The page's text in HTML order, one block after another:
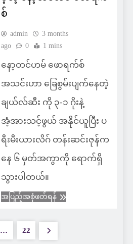
စ်
admin
3 months
ago
0 1 mins
နော့တင်ဟမ် ဖောရက်စ်
အသင်းဟာ ခြေစွမ်းပျက်နေတဲ့
ချယ်လ်ဆီး ကို ၃-၁ ဂိုးနဲ့
အံ့အားသင့်ဖွယ် အနိုင်ယူပြီး ပ
ရီးမီးယားလိဂ် တန်းဆင်းဇုန်က
နေ ၆ မှတ်အကွာကို ရောက်ရှိ
သွားပါတယ်။
အပြည့်အစုံဖတ်ရန်
… 22